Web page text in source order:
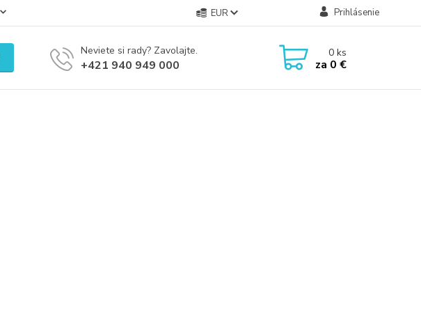
EUR Prihlásenie
Neviete si rady? Zavolajte.
+421 940 949 000
0ks
za 0 €